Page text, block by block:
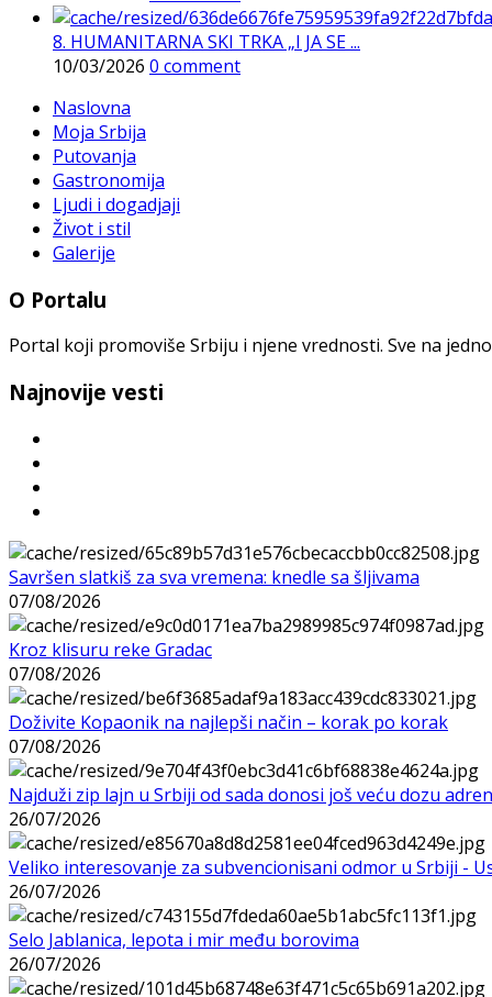
8. HUMANITARNA SKI TRKA „I JA SE ...
10/03/2026 0 comment
Naslovna
Moja Srbija
Putovanja
Gastronomija
Ljudi i dogadjaji
Život i stil
Galerije
O Portalu
Portal koji promoviše Srbiju i njene vrednosti. Sve na
Najnovije vesti
Savršen slatkiš za sva vremena: knedle sa šljivama
07/08/2026
Kroz klisuru reke Gradac
07/08/2026
Doživite Kopaonik na najlepši način – korak po korak
07/08/2026
Najduži zip lajn u Srbiji od sada donosi još veću dozu
26/07/2026
Veliko interesovanje za subvencionisani odmor u Srbiji -
26/07/2026
Selo Jablanica, lepota i mir među borovima
26/07/2026